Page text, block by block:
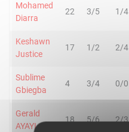
Mohamed
Diarra
22 3/5 1/4
Keshawn
Justice
17 1/2 2/4
Sublime
Gbiegba
4 3/4 0/0
Gerald
AYAYI
18 5/6 2/3